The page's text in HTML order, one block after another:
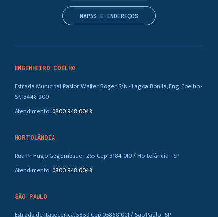
ENGENHEIRO COELHO
Estrada Municipal Pastor Walter Boger, S/N - Lagoa Bonita, Eng. Coelho -
SP, 13448-900
Atendimento:0800 948 0048
HORTOLÂNDIA
Rua Pr. Hugo Gegembauer, 265 Cep 13184-010 / Hortolândia - SP
Atendimento:0800 948 0048
SÃO PAULO
Estrada de Itapecerica, 5859 Cep 05858-001 / São Paulo - SP
MAPAS E ENDEREÇOS